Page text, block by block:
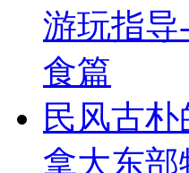
游玩指导
食篇
民风古朴
拿大东部